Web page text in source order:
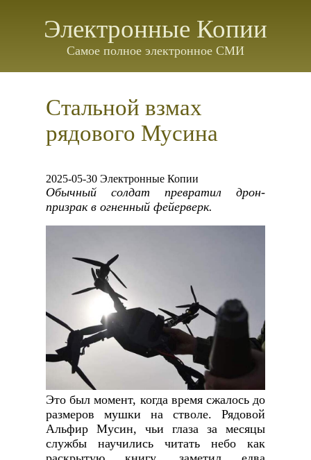
Электронные Копии
Самое полное электронное СМИ
Стальной взмах
рядового Мусина
2025-05-30 Электронные Копии
Обычный солдат превратил дрон-
призрак в огненный фейерверк.
Это был момент, когда время сжалось до
размеров мушки на стволе. Рядовой
Альфир Мусин, чьи глаза за месяцы
службы научились читать небо как